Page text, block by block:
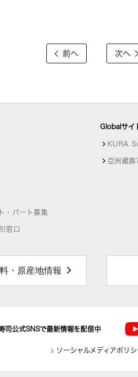
前へ 次へ
・パート募集
窓口
Globalサイ
KURA
亞洲藏壽
・原産地情報
寿司公式SNSで最新情報を配信中
ソーシャルメディアポリシ